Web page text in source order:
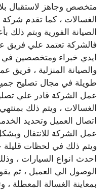
متخصص وجاهز لاستقبال
الغسالات ، كما تقدم
الصيانة الفورية وبتم ذلك
فالشركة تعتمد علي فريق
ايدي خبراء ومتخصصين
والصيانة المنزلية ،
طويلة في مجال تصليح
عمل الشركة قادر علي
الغسالات ، ويتم ذلك
اتصال العميل وتحديد
عمل الشركة للانتقال
ويتم ذلك في لحظات
احدث انواع السيارات ،
الوصول الي العميل ، ثم
بمعاينة الغسالة المعطلة ،